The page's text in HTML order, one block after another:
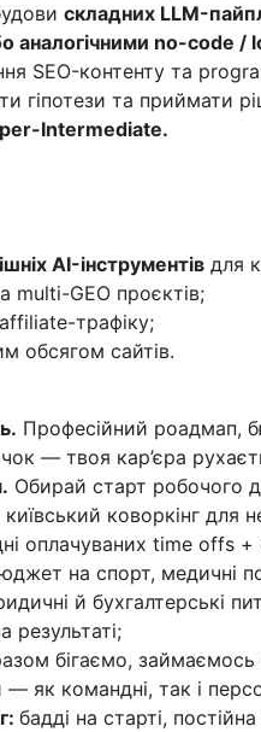
складних LLM-
аналогічними no-code /
SEO-контенту та
гіпотези та приймати
Intermediate.
AI-інструментів для
multi-GEO проєктів;
трафіку;
обсягом сайтів.
Професійний роадмап,
— твоя кар’єра
Обирай старт робочого
коворкінг для
оплачуваних time offs
на спорт, медичні
й бухгалтерські
бігаємо,
як командні, так і
бадді на старті,